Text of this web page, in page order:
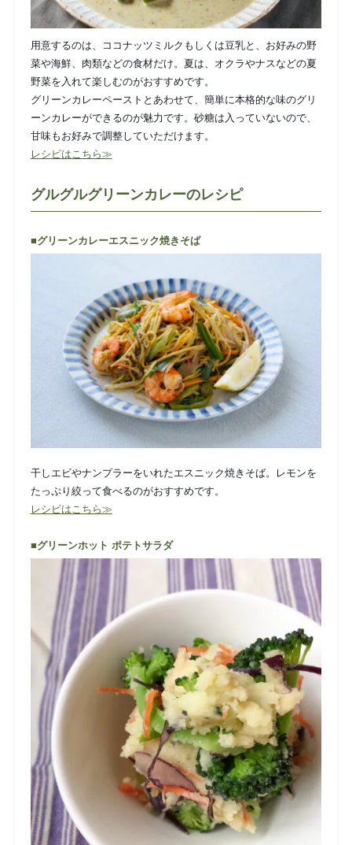
用意するのは、ココナッツミルクもしくは豆乳と、お好みの野
菜や海鮮、肉類などの食材だけ。夏は、オクラやナスなどの夏
野菜を入れて楽しむのがおすすめです。
グリーンカレーペーストとあわせて、簡単に本格的な味のグリ
ーンカレーができるのが魅力です。砂糖は入っていないので、
甘味もお好みで調整していただけます。
レシピはこちら≫
グルグルグリーンカレーのレシピ
■グリーンカレーエスニック焼きそば
干しエビやナンプラーをいれたエスニック焼きそば。レモンを
たっぷり絞って食べるのがおすすめです。
レシピはこちら≫
■グリーンホット ポテトサラダ